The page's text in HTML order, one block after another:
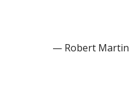
— Robert Martin